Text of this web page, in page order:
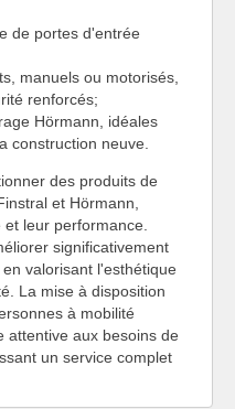
de portes d'entrée
manuels ou motorisés,
renforcés;
Hörmann, idéales
construction neuve.
des produits de
et Hörmann,
leur performance.
significativement
valorisant l'esthétique
La mise à disposition
à mobilité
attentive aux besoins de
un service complet